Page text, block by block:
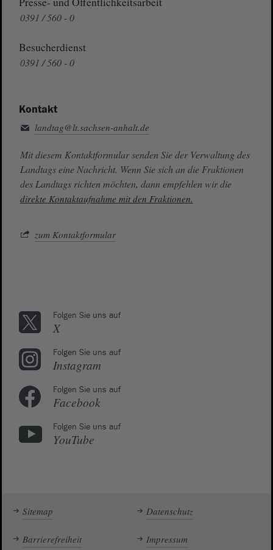
0391 / 560 - 0
Besucherdienst
0391 / 560 - 0
Kontakt
landtag@lt.sachsen-anhalt.de
Mit diesem Kontaktformular senden Sie der Verwaltung des
Landtags eine Nachricht. Wenn Sie sich an die Fraktionen
des Landtags richten möchten, dann empfehlen wir die
direkte Kontaktaufnahme mit den Fraktionen.
zum Kontaktformular
Folgen Sie uns auf
X
Folgen Sie uns auf
Instagram
Folgen Sie uns auf
Facebook
Folgen Sie uns auf
YouTube
Sitemap Datenschutz
Barrierefreiheit Impressum